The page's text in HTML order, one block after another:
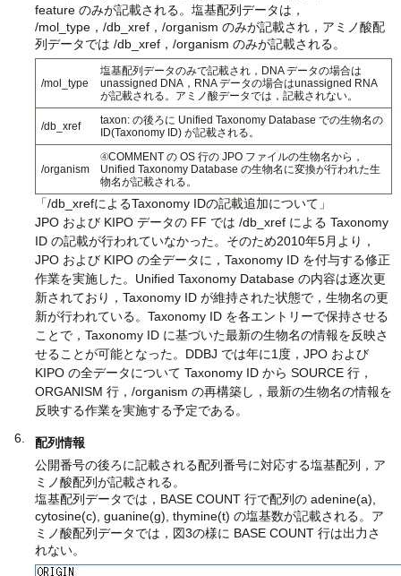
feature のみが記載される。塩基配列データは，
/mol_type，/db_xref，/organism のみが記載され，アミノ酸配
列データでは /db_xref，/organism のみが記載される。
/mol_type
塩基配列データのみで記載され，DNA データの場合は
unassigned DNA，RNA データの場合はunassigned RNA
が記載される。アミノ酸データでは，記載されない。
/db_xref
taxon: の後ろに Unified Taxonomy Database での生物名の
ID(Taxonomy ID) が記載される。
/organism
④COMMENT の OS 行の JPO ファイルの生物名から，
Unified Taxonomy Database の生物名に変換が行われた生
物名が記載される。
「/db_xrefによるTaxonomy IDの記載追加について」
JPO および KIPO データの FF では /db_xref による Taxonomy
ID の記載が行われていなかった。そのため2010年5月より，
JPO および KIPO の全データに，Taxonomy ID を付与する修正
作業を実施した。Unified Taxonomy Database の内容は逐次更
新されており，Taxonomy ID が維持された状態で，生物名の更
新が行われている。Taxonomy ID を各エントリーで保持させる
ことで，Taxonomy ID に基づいた最新の生物名の情報を反映さ
せることが可能となった。DDBJ では年に1度，JPO および
KIPO の全データについて Taxonomy ID から SOURCE 行，
ORGANISM 行，/organism の再構築し，最新の生物名の情報を
反映する作業を実施する予定である。
配列情報
公開番号の後ろに記載される配列番号に対応する塩基配列，ア
ミノ酸配列が記載される。
塩基配列データでは，BASE COUNT 行で配列の adenine(a),
cytosine(c), guanine(g), thymine(t) の塩基数が記載される。ア
ミノ酸配列データでは，図3の様に BASE COUNT 行は出力さ
れない。